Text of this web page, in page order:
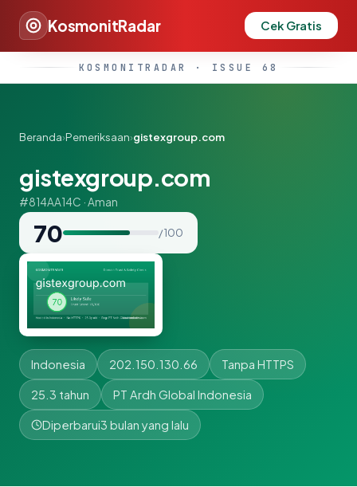
KosmonitRadar Cek Gratis
KOSMONITRADAR · ISSUE 68
Beranda›Pemeriksaan›gistexgroup.com
gistexgroup.com
#814AA14C · Aman
70 / 100
Indonesia 202.150.130.66 Tanpa HTTPS
25.3 tahun PT Ardh Global Indonesia
Diperbarui3 bulan yang lalu